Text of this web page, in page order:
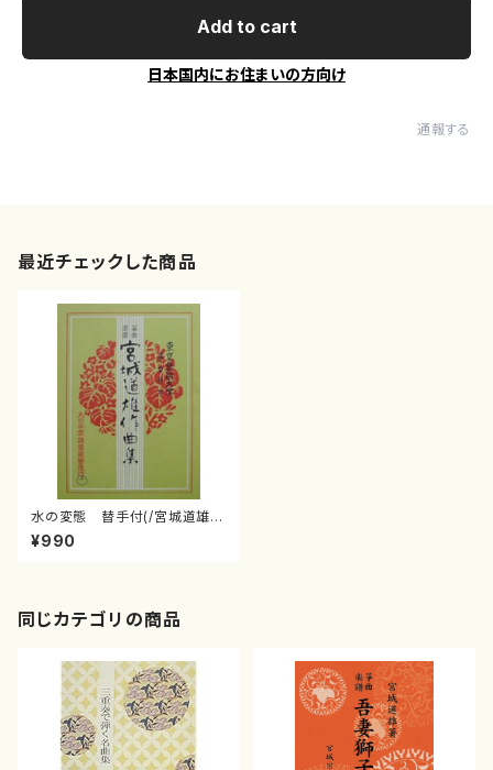
Add to cart
日本国内にお住まいの方向け
通報する
最近チェックした商品
水の変態 替手付(/宮城道雄/
楽譜）
¥990
同じカテゴリの商品